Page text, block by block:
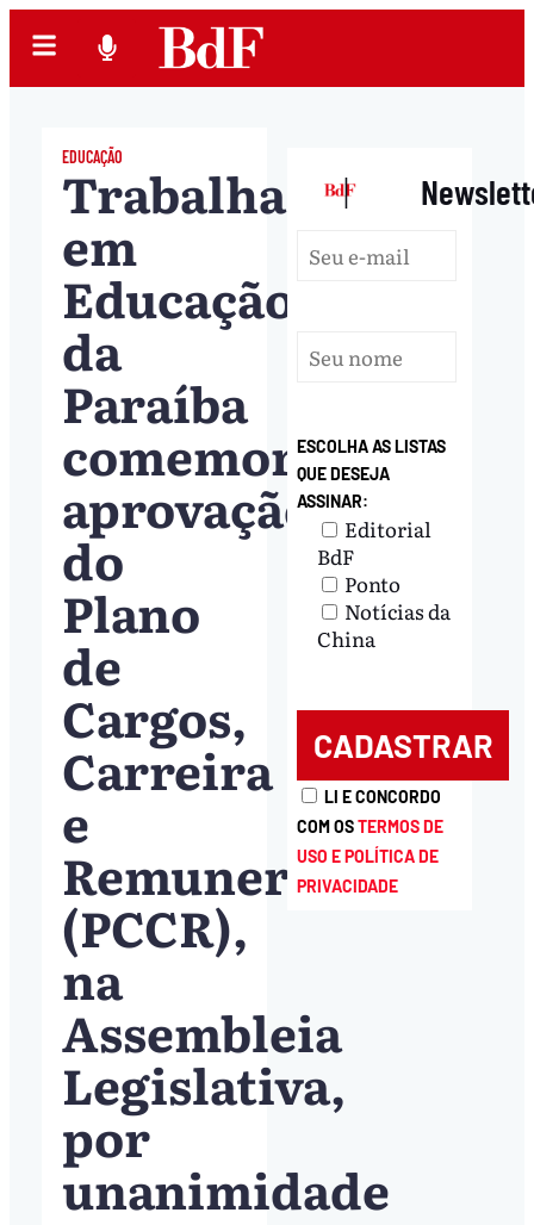
EDUCAÇÃO
Trabalhadores
em
Educação
da
Paraíba
comemoram
aprovação
do
Plano
de
Cargos,
Carreira
e
Remuneração
(PCCR),
na
Assembleia
Legislativa,
por
unanimidade
|
ESCOLHA AS LISTAS
QUE DESEJA
ASSINAR:
Editorial
BdF
Ponto
Notícias da
China
LI E CONCORDO
COM OSTERMOS DE
USO E POLÍTICA DE
PRIVACIDADE